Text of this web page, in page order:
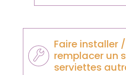
Faire installer /
remplacer un
serviettes